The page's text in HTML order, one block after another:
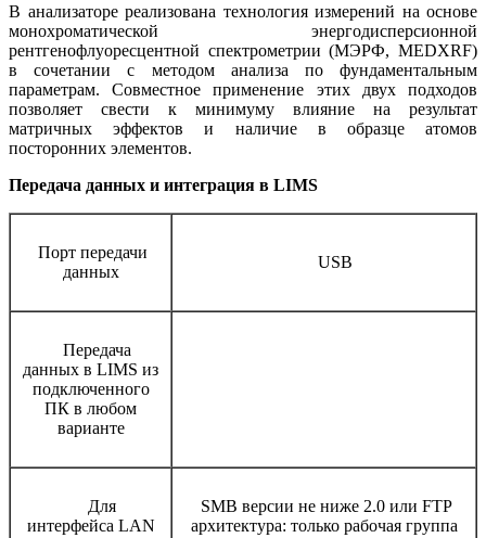
В анализаторе реализована технология измерений на основе
монохроматической энергодисперсионной
рентгенофлуоресцентной спектрометрии (МЭРФ, MEDXRF)
в сочетании с методом анализа по фундаментальным
параметрам. Совместное применение этих двух подходов
позволяет свести к минимуму влияние на результат
матричных эффектов и наличие в образце атомов
посторонних элементов.
Передача данных и интеграция в LIMS
Порт передачи
данных
USB
Передача
данных в LIMS из
подключенного
ПК в любом
варианте
Для
интерфейса LAN
SMB версии не ниже 2.0 или FTP
архитектура: только рабочая группа